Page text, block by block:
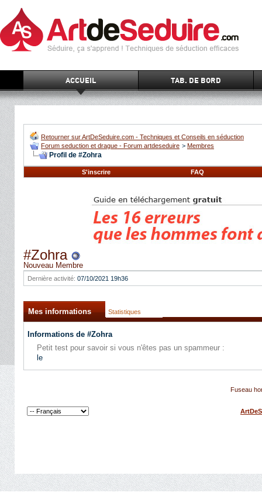
ACCUEIL TAB. DE BORD
Retourner sur ArtDeSeduire.com - Techniques et Conseils en séduction
Forum seduction et drague - Forum artdeseduire > Membres
Profil de #Zohra
S'inscrire FAQ
#Zohra
Nouveau Membre
Dernière activité: 07/10/2021 19h36
Mes informations Statistiques
Informations de #Zohra
Petit test pour savoir si vous n'êtes pas un spammeur :
le
Fuseau